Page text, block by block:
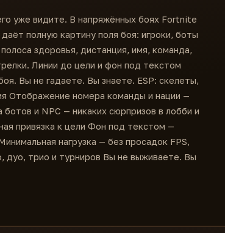
уже видите. В напряжённых боях Fortnite
полную картину поля боя: игроки, боты
здоровья, дистанция, имя, команда,
Линии до цели и фон под текстом
Вы не гадаете. Вы знаете. ESP: скелеты,
Отображение номера команды и нации —
и NPC — никаких сюрпризов в лобби и
привязка к цели Фон под текстом —
нагрузка — без просадок FPS,
дуо, трио и турниров Вы не выживаете. Вы